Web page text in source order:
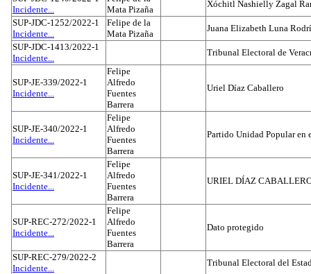
Incidente...
Mata Pizaña
Xóchitl Nashielly Zagal
SUP-JDC-1252/2022-1
Incidente...
Felipe de la
Mata Pizaña
Juana Elizabeth Luna
SUP-JDC-1413/2022-1
Incidente...
Tribunal Electoral de
SUP-JE-339/2022-1
Incidente...
Felipe
Alfredo
Fuentes
Barrera
Uriel Díaz Caballero
SUP-JE-340/2022-1
Incidente...
Felipe
Alfredo
Fuentes
Barrera
Partido Unidad Popular en
SUP-JE-341/2022-1
Incidente...
Felipe
Alfredo
Fuentes
Barrera
URIEL DÍAZ
SUP-REC-272/2022-1
Incidente...
Felipe
Alfredo
Fuentes
Barrera
Dato protegido
SUP-REC-279/2022-2
Incidente...
Tribunal Electoral del